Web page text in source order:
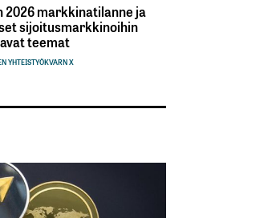
2026 markkinatilanne ja
sijoitusmarkkinoihin
teemat
YHTEISTYÖKVARN X